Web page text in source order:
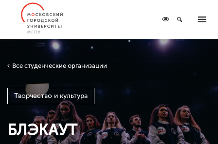
Все студенческие организации
Творчество и культура
БЛЭКАУТ